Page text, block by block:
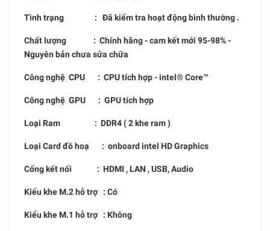
Tình trạng : Đã kiểm tra hoạt động bình thường .
Chất lượng : Chính hãng - cam kết mới 95-98% -
Nguyên bản chưa sửa chữa
Công nghệ CPU : CPU tích hợp - intel® Core™
Công nghệ GPU : GPU tích hợp
Loại Ram : DDR4 ( 2 khe ram )
Loại Card đồ hoạ : onboard intel HD Graphics
Cổng kết nối : HDMI , LAN , USB, Audio
Kiểu khe M.2 hỗ trợ : Có
Kiểu khe M.1 hỗ trợ : Không